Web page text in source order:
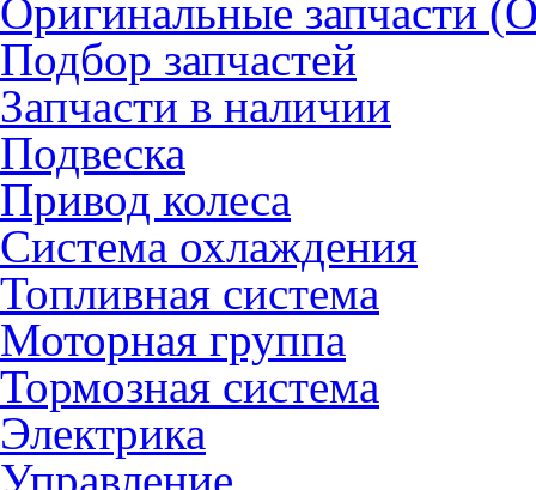
Оригинальные запчасти
Подбор запчастей
Запчасти в наличии
Подвеска
Привод колеса
Система охлаждения
Топливная система
Моторная группа
Тормозная система
Электрика